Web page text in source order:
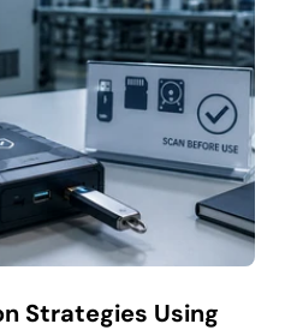
Strategies Using